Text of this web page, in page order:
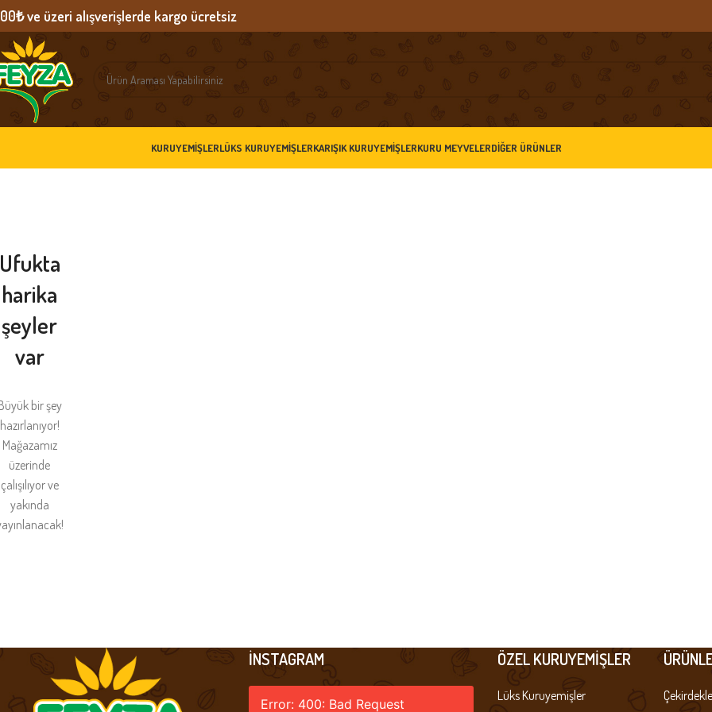
ve üzeri alışverişlerde kargo ücretsiz
KURUYEMIŞLERLÜKS KURUYEMIŞLERKARIŞIK KURUYEMIŞLERKURU MEYVELERDIĞER ÜRÜNLER
harika
şeyler
var
bir şey
hazırlanıyor!
Mağazamız
üzerinde
çalışılıyor ve
yakında
İNSTAGRAM
Error: 400: Bad Request
ÖZEL KURUYEMIŞLER
Lüks Kuruyemişler